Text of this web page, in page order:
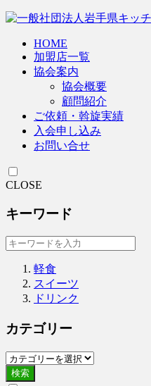
HOME
加盟店一覧
協会案内
協会概要
顧問紹介
ご依頼・斡旋実績
入会申し込み
お問い合せ
CLOSE
キーワード
軽食
スイーツ
ドリンク
カテゴリー
検索